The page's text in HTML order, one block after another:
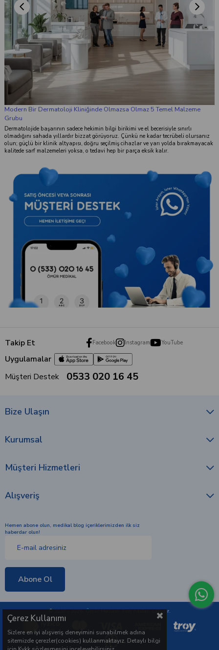
Olmaz 5 Temel Malzeme
ve el becerisiyle sınırlı
Çünkü ne kadar tecrübeli olursanız
cihazlar ve yarı yolda bırakmayacak
bir parça eksik kalır.
Takip Et
Uygulamalar
Müşteri Destek
0533 020 16 45
Bize Ulaşın
Müşteri Hizmetleri
Alışveriş
Hemen abone olun, medikal blog içeriklerimizden ilk siz
Abone Ol
Çerez Kullanımı
Sizlere en iyi alışveriş deneyimini sunabilmek adına
sitemizde çerezler(cookies) kullanmaktayız. Detaylı bilgi